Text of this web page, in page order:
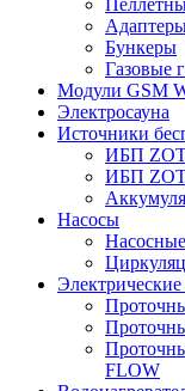
Бункеры
Газовые
Модули GSM
Электросауна
Источники
ИБП
ИБП
Насосы
FLOW